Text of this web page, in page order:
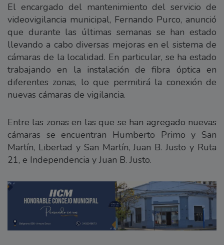
El encargado del mantenimiento del servicio de
videovigilancia municipal, Fernando Purco, anunció
que durante las últimas semanas se han estado
llevando a cabo diversas mejoras en el sistema de
cámaras de la localidad. En particular, se ha estado
trabajando en la instalación de fibra óptica en
diferentes zonas, lo que permitirá la conexión de
nuevas cámaras de vigilancia.
Entre las zonas en las que se han agregado nuevas
cámaras se encuentran Humberto Primo y San
Martín, Libertad y San Martín, Juan B. Justo y Ruta
21, e Independencia y Juan B. Justo.